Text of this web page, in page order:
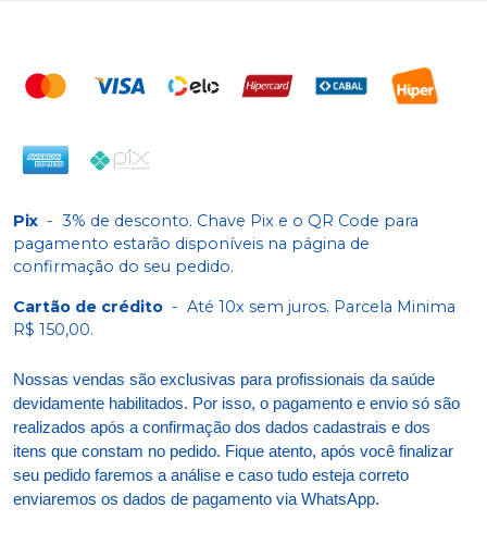
Pix - 3% de desconto. Chave Pix e o QR Code para
pagamento estarão disponíveis na página de
confirmação do seu pedido.
Cartão de crédito - Até 10x sem juros. Parcela Minima
R$ 150,00.
Nossas vendas são exclusivas para profissionais da saúde
devidamente habilitados. Por isso, o pagamento e envio só são
realizados após a confirmação dos dados cadastrais e dos
itens que constam no pedido. Fique atento, após você finalizar
seu pedido faremos a análise e caso tudo esteja correto
enviaremos os dados de pagamento via WhatsApp.